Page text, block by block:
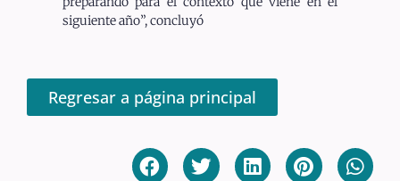
siguiente año”, concluyó
Regresar a página principal